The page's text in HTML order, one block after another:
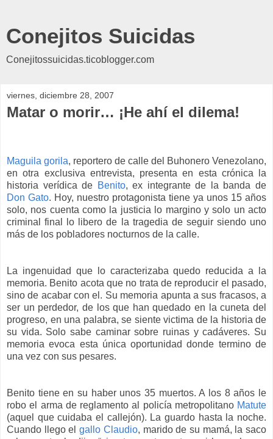
Conejitos Suicidas
Conejitossuicidas.ticoblogger.com
viernes, diciembre 28, 2007
Matar o morir… ¡He ahí el dilema!
Maguila gorila, reportero de calle del Buhonero Venezolano,
en otra exclusiva entrevista, presenta en esta crónica la
historia verídica de Benito, ex integrante de la banda de
Don Gato. Hoy, nuestro protagonista tiene ya unos 15 años
solo, nos cuenta como la justicia lo margino y solo un acto
criminal final lo libero de la tragedia de seguir siendo uno
más de los pobladores nocturnos de la calle.
La ingenuidad que lo caracterizaba quedo reducida a la
memoria. Benito acota que no trata de reproducir el pasado,
sino de acabar con el. Su memoria apunta a sus fracasos, a
ser un perdedor, de los que han quedado en la cuneta del
progreso, en una palabra, se siente victima de la historia de
su vida. Solo sabe caminar sobre ruinas y cadáveres. Su
memoria evoca esta única oportunidad donde termino de
una vez con sus pesares.
Benito tiene en su haber unos 35 muertos. A los 8 años le
robo el arma de reglamento al policía metropolitano Matute
(aquel que cuidaba el callejón). La guardo hasta la noche.
Cuando llego elgallo Claudio, marido de su mamá, la saco